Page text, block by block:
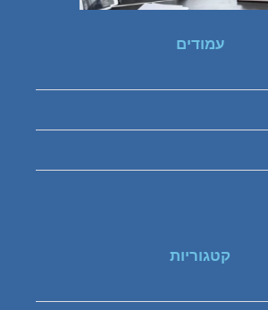
עמודים
קטגוריות